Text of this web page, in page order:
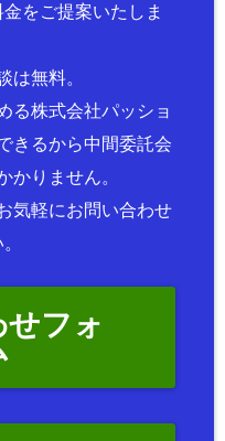
をご提案いたしま
は無料。
る株式会社パッショ
きるから中間委託会
かりません。
気軽にお問い合わせ
フォ